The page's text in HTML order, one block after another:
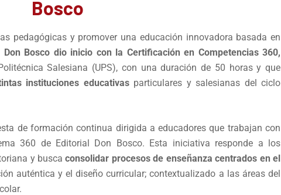
Bosco
pedagógicas y promover una educación innovadora basada en
Don Bosco dio inicio con la Certificación en Competencias 360,
Salesiana (UPS), con una duración de 50 horas y que
instituciones educativasparticulares y salesianas del ciclo
de formación continua dirigida a educadores que trabajan con
360 de Editorial Don Bosco. Esta iniciativa responde a los
y buscaconsolidar procesos de enseñanza centrados en el
auténtica y el diseño curricular; contextualizado a las áreas del